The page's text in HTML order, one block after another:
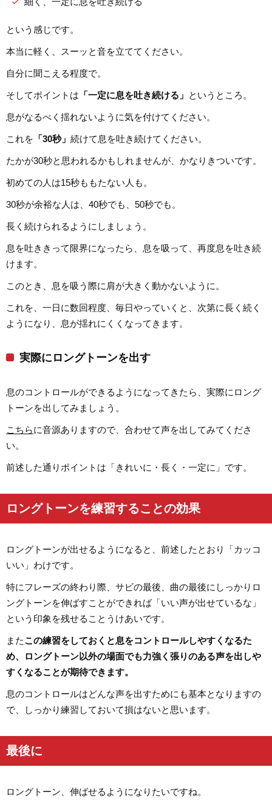
という感じです。
本当に軽く、スーッと音を立ててください。
自分に聞こえる程度で。
そしてポイントは 「一定に息を吐き続ける」 というところ。
息がなるべく揺れないように気を付けてください。
これを 「30秒」 続けて息を吐き続けてください。
たかが30秒と思われるかもしれませんが、かなりきついです。
初めての人は15秒ももたない人も。
30秒が余裕な人は、40秒でも、50秒でも。
長く続けられるようにしましょう。
息を吐ききって限界になったら、息を吸って、再度息を吐き続
けます。
このとき、息を吸う際に肩が大きく動かないように。
これを、一日に数回程度、毎日やっていくと、次第に長く続く
ようになり、息が揺れにくくなってきます。
実際にロングトーンを出す
息のコントロールができるようになってきたら、実際にロング
トーンを出してみましょう。
こちらに音源ありますので、合わせて声を出してみてくださ
い。
前述した通りポイントは「きれいに・長く・一定に」です。
ロングトーンを練習することの効果
ロングトーンが出せるようになると、前述したとおり「カッコ
いい」わけです。
特にフレーズの終わり際、サビの最後、曲の最後にしっかりロ
ングトーンを伸ばすことができれば「いい声が出せているな」
という印象を残せることうけあいです。
またこの練習をしておくと息をコントロールしやすくなるた
め、ロングトーン以外の場面でも力強く張りのある声を出しや
すくなることが期待できます。
息のコントロールはどんな声を出すためにも基本となりますの
で、しっかり練習しておいて損はないと思います。
最後に
ロングトーン、伸ばせるようになりたいですね。